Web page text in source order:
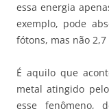
essa energia
exemplo, pode
fótons, mas não
É aquilo que
metal atingido
esse fenômeno,